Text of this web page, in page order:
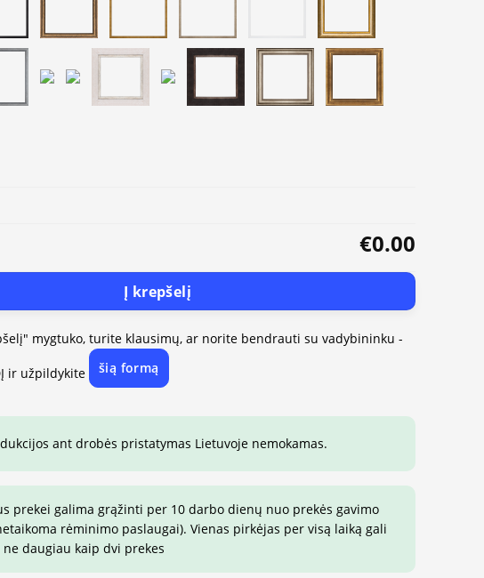
€0.00
Į krepšelį
mygtuko, turite klausimų, ar norite bendrauti su vadybininku -
ir užpildykite šią formą
ant drobės pristatymas Lietuvoje nemokamas.
prekei galima grąžinti per 10 darbo dienų nuo prekės gavimo
rėminimo paslaugai). Vienas pirkėjas per visą laiką gali
daugiau kaip dvi prekes